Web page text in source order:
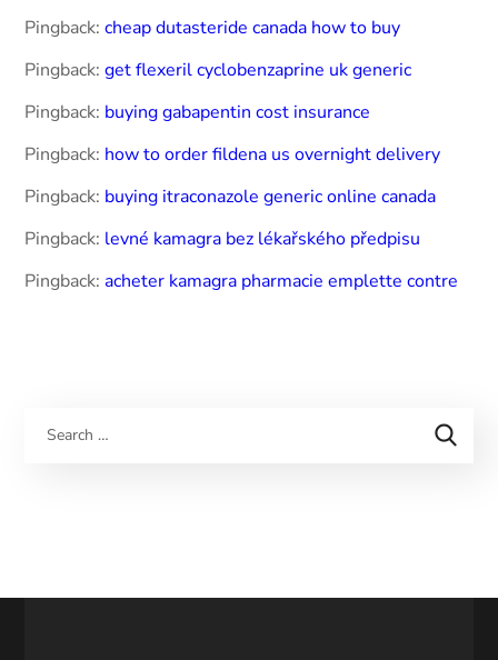
Pingback:cheap dutasteride canada how to buy
Pingback:get flexeril cyclobenzaprine uk generic
Pingback: buying gabapentin cost insurance
Pingback: how to order fildena us overnight delivery
Pingback: buying itraconazole generic online canada
Pingback: levné kamagra bez lékařského předpisu
Pingback:acheter kamagra pharmacie emplette contre